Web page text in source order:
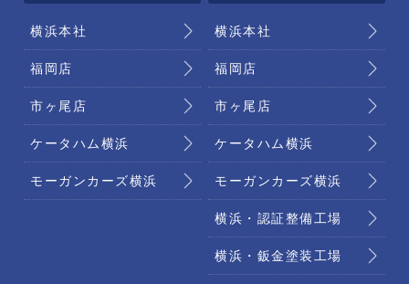
横浜本社
福岡店
市ヶ尾店
ケータハム横浜
モーガンカーズ横浜
横浜本社
福岡店
市ヶ尾店
ケータハム横浜
モーガンカーズ横浜
横浜・認証整備工場
横浜・鈑金塗装工場